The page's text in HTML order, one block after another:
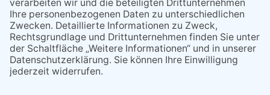
04.02.2026
Gelbe Tonne – Ein kleiner Blick
über den Tellerand
04.02.2026
Plastikersparnis durch Nutzung
von Gelber Tonne statt Säcken